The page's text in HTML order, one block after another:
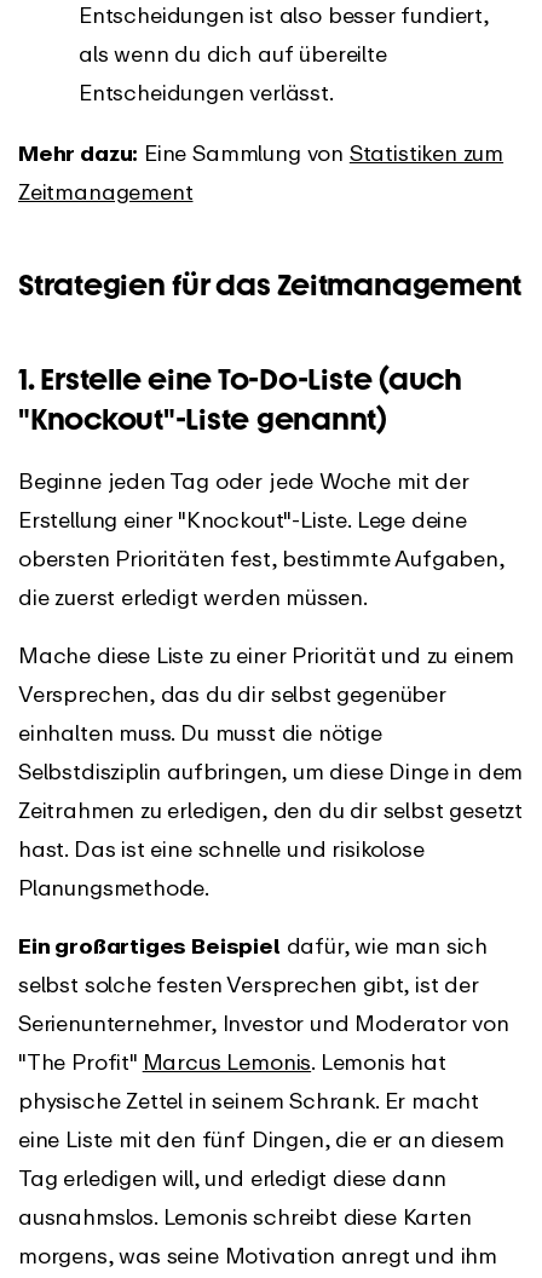
Entscheidungen ist also besser fundiert,
als wenn du dich auf übereilte
Entscheidungen verlässt.
Mehr dazu: Eine Sammlung von Statistiken zum
Zeitmanagement
Strategien für das Zeitmanagement
1. Erstelle eine To-Do-Liste (auch
"Knockout"-Liste genannt)
Beginne jeden Tag oder jede Woche mit der
Erstellung einer "Knockout"-Liste. Lege deine
obersten Prioritäten fest, bestimmte Aufgaben,
die zuerst erledigt werden müssen.
Mache diese Liste zu einer Priorität und zu einem
Versprechen, das du dir selbst gegenüber
einhalten muss. Du musst die nötige
Selbstdisziplin aufbringen, um diese Dinge in dem
Zeitrahmen zu erledigen, den du dir selbst gesetzt
hast. Das ist eine schnelle und risikolose
Planungsmethode.
Ein großartiges Beispiel dafür, wie man sich
selbst solche festen Versprechen gibt, ist der
Serienunternehmer, Investor und Moderator von
"The Profit" Marcus Lemonis. Lemonis hat
physische Zettel in seinem Schrank. Er macht
eine Liste mit den fünf Dingen, die er an diesem
Tag erledigen will, und erledigt diese dann
ausnahmslos. Lemonis schreibt diese Karten
morgens, was seine Motivation anregt und ihm